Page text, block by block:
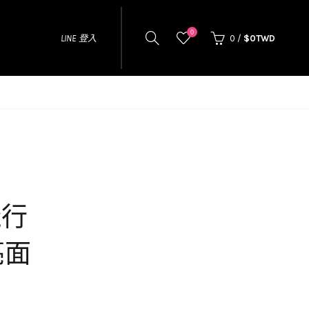
LINE 登入
0
0 / $0TWD